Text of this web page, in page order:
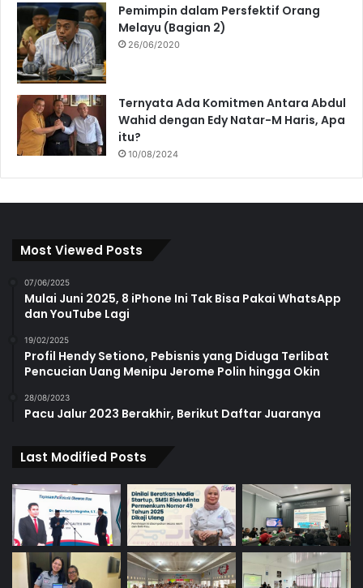
Pemimpin dalam Persfektif Orang
Melayu (Bagian 2)
26/06/2020
Ternyata Ada Komitmen Antara Abdul
Wahid dengan Edy Natar-M Haris, Apa
itu?
10/08/2024
Most Viewed Posts
07/06/2025
Mulai Juni 2025, 8 iPhone Ini Tak Bisa Pakai WhatsApp
dan YouTube Lagi
19/02/2025
Profil Hendy Setiono, Pebisnis yang Diduga Terlibat
Pencucian Uang Menipu Jerome Polin hingga Okin
28/08/2023
Pacu Jalur 2023 Berakhir, Berikut Daftar Juaranya
Last Modified Posts